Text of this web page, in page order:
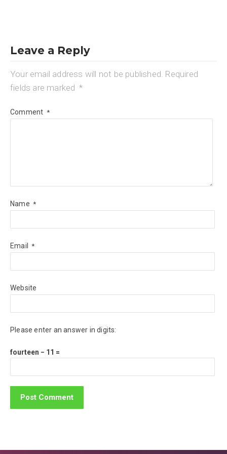
Leave a Reply
Your email address will not be published. Required
fields are marked *
Comment *
Name *
Email *
Website
Please enter an answer in digits:
fourteen − 11 =